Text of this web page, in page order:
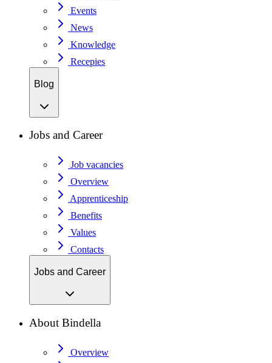
Events
News
Knowledge
Recepies
Blog
Jobs and Career
Job vacancies
Overview
Apprenticeship
Benefits
Values
Contacts
Jobs and Career
About Bindella
Overview